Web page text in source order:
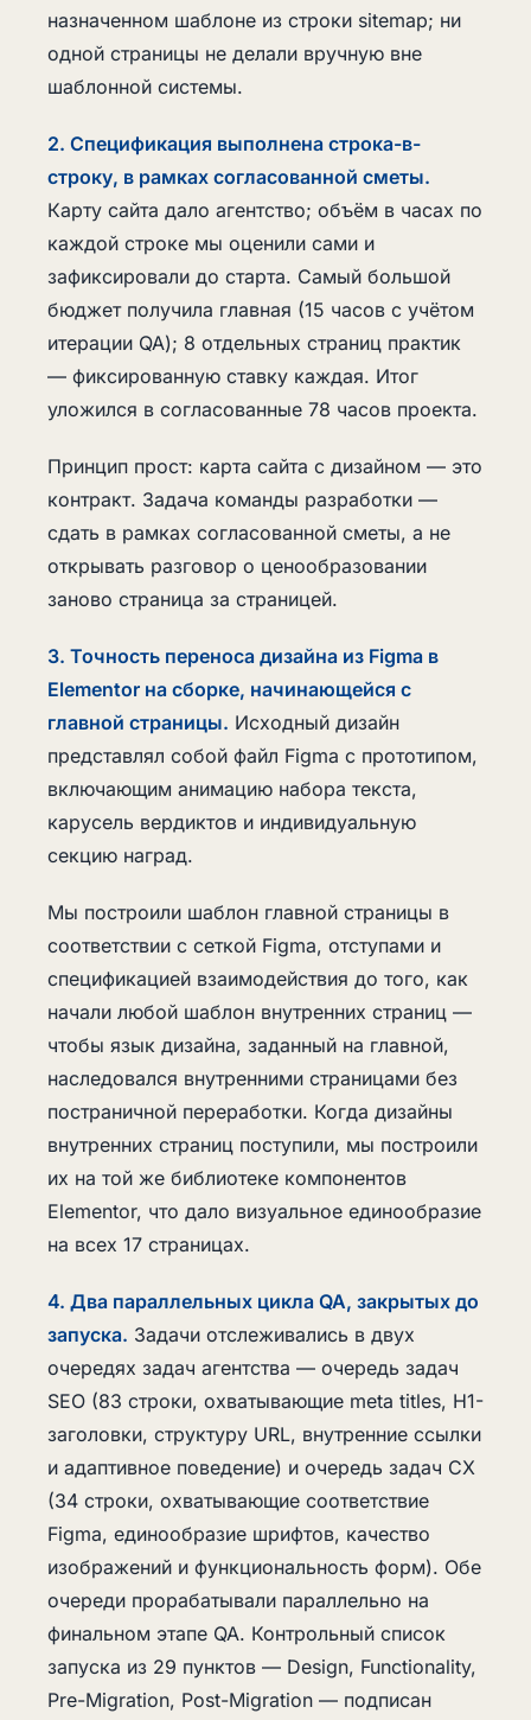
назначенном шаблоне из строки sitemap; ни
одной страницы не делали вручную вне
шаблонной системы.
2. Спецификация выполнена строка-в-
строку, в рамках согласованной сметы.
Карту сайта дало агентство; объём в часах по
каждой строке мы оценили сами и
зафиксировали до старта. Самый большой
бюджет получила главная (15 часов с учётом
итерации QA); 8 отдельных страниц практик
— фиксированную ставку каждая. Итог
уложился в согласованные 78 часов проекта.
Принцип прост: карта сайта с дизайном — это
контракт. Задача команды разработки —
сдать в рамках согласованной сметы, а не
открывать разговор о ценообразовании
заново страница за страницей.
3. Точность переноса дизайна из Figma в
Elementor на сборке, начинающейся с
главной страницы. Исходный дизайн
представлял собой файл Figma с прототипом,
включающим анимацию набора текста,
карусель вердиктов и индивидуальную
секцию наград.
Мы построили шаблон главной страницы в
соответствии с сеткой Figma, отступами и
спецификацией взаимодействия до того, как
начали любой шаблон внутренних страниц —
чтобы язык дизайна, заданный на главной,
наследовался внутренними страницами без
постраничной переработки. Когда дизайны
внутренних страниц поступили, мы построили
их на той же библиотеке компонентов
Elementor, что дало визуальное единообразие
на всех 17 страницах.
4. Два параллельных цикла QA, закрытых до
запуска. Задачи отслеживались в двух
очередях задач агентства — очередь задач
SEO (83 строки, охватывающие meta titles, H1-
заголовки, структуру URL, внутренние ссылки
и адаптивное поведение) и очередь задач CX
(34 строки, охватывающие соответствие
Figma, единообразие шрифтов, качество
изображений и функциональность форм). Обе
очереди прорабатывали параллельно на
финальном этапе QA. Контрольный список
запуска из 29 пунктов — Design, Functionality,
Pre-Migration, Post-Migration — подписан